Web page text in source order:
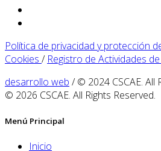
Política de privacidad y protección
Cookies / Registro de Actividades
desarrollo web / © 2024 CSCAE. All
© 2026 CSCAE. All Rights Reserved.
Menú Principal
Inicio